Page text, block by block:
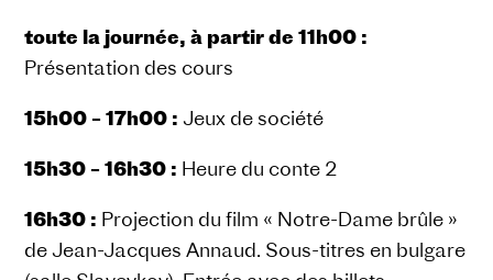
toute la journée, à partir de 11h00 :
Présentation des cours
15h00 – 17h00 : Jeux de société
15h30 – 16h30 : Heure du conte 2
16h30 : Projection du film « Notre-Dame brûle »
de Jean-Jacques Annaud. Sous-titres en bulgare